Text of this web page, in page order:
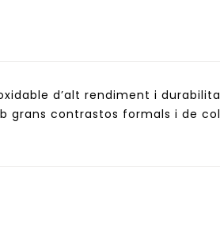
d’alt rendiment i durabilitat
grans contrastos formals i de